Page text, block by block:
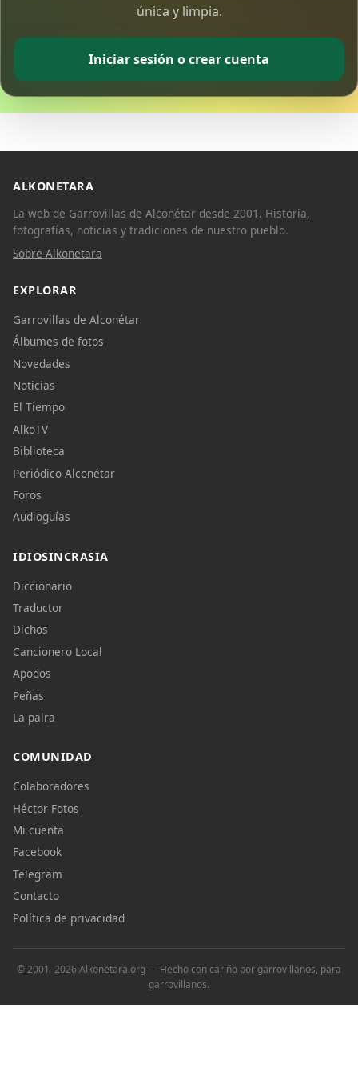
única y limpia.
Iniciar sesión o crear cuenta
ALKONETARA
La web de Garrovillas de Alconétar desde 2001. Historia,
fotografías, noticias y tradiciones de nuestro pueblo.
Sobre Alkonetara
EXPLORAR
Garrovillas de Alconétar
Álbumes de fotos
Novedades
Noticias
El Tiempo
AlkoTV
Biblioteca
Periódico Alconétar
Foros
Audioguías
IDIOSINCRASIA
Diccionario
Traductor
Dichos
Cancionero Local
Apodos
Peñas
La palra
COMUNIDAD
Colaboradores
Héctor Fotos
Mi cuenta
Facebook
Telegram
Contacto
Política de privacidad
© 2001–2026 Alkonetara.org — Hecho con cariño por garrovillanos, para
garrovillanos.